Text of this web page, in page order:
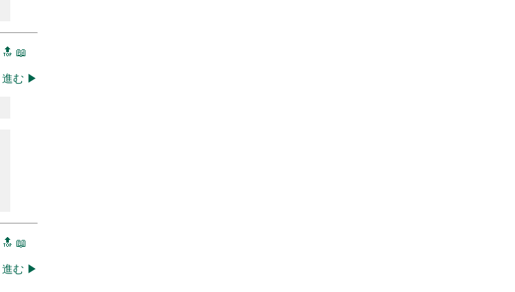
🔝 📖
進む ▶
🔝 📖
進む ▶